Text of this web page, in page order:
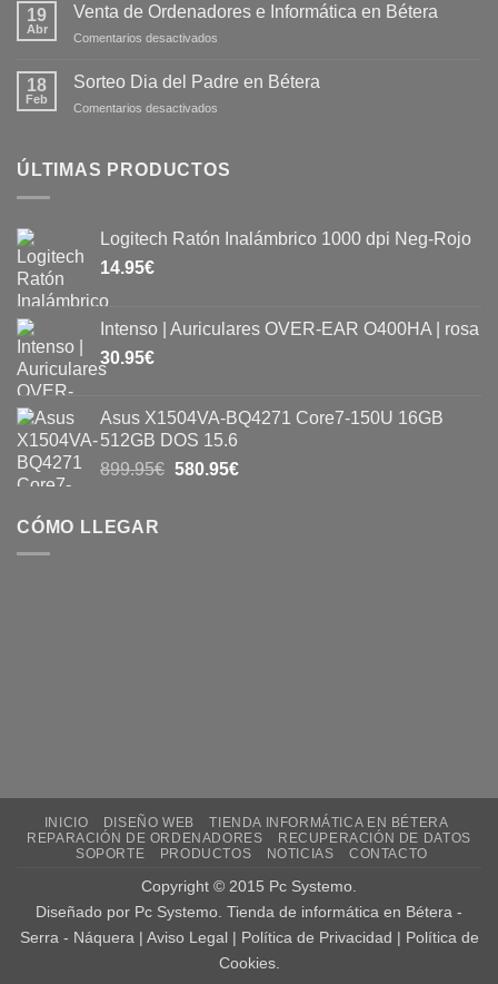
19
Abr
Venta de Ordenadores e Informática en Bétera
Comentarios desactivados
18
Feb
Sorteo Dia del Padre en Bétera
Comentarios desactivados
ÚLTIMAS PRODUCTOS
Logitech Ratón Inalámbrico 1000 dpi Neg-Rojo
14.95€
Intenso | Auriculares OVER-EAR O400HA | rosa
30.95€
Asus X1504VA-BQ4271 Core7-150U 16GB
512GB DOS 15.6
899.95€ 580.95€
CÓMO LLEGAR
INICIO DISEÑO WEB
TIENDA INFORMÁTICA EN BÉTERA
REPARACIÓN DE ORDENADORES
RECUPERACIÓN DE DATOS
SOPORTE
PRODUCTOS NOTICIAS CONTACTO
Copyright © 2015 Pc Systemo
Diseñado por Pc Systemo . Tienda de informática en Bétera -
Serra - Náquera | Aviso Legal| Política de Privacidad | Política de
Cookies.